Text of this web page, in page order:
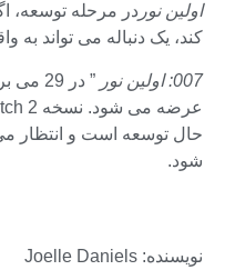
اولین نور در مرحله توسعه،
کند، یک دنباله می تواند به
007: اولین نور
حال توسعه است و انتظار
شود.
نویسنده: Joelle Daniels